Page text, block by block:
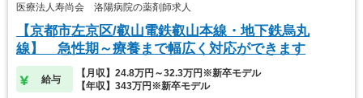
医療法人寿尚会 洛陽病院の薬剤師求人
【京都市左京区/叡山電鉄叡山本線・地下鉄烏丸
線】 急性期～療養まで幅広く対応ができます
給与
【月収】24.8万円～32.3万円※新卒モデル
【年収】343万円※新卒モデル